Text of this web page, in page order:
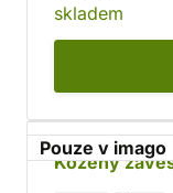
skladem
Pouze v imago
Kožený